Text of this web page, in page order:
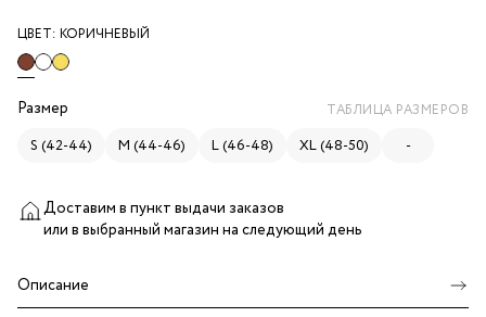
ЦВЕТ: КОРИЧНЕВЫЙ
Размер ТАБЛИЦА РАЗМЕРОВ
S (42-44) M (44-46) L (46-48) XL (48-50) -
Доставим в пункт выдачи заказов
или в выбранный магазин на следующий день
Описание